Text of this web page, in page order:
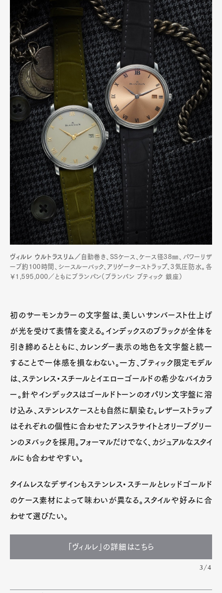
ヴィルレ ウルトラスリム／ 自動巻き、SSケース、ケース径38㎜、パワーリザ
ーブ約100時間、シースルーバック、アリゲーターストラップ、3気圧防水。各
￥1,595,000／ともにブランパン（ブランパン ブティック 銀座）
初のサーモンカラーの文字盤は、美しいサンバースト仕上げ
が光を受けて表情を変える。インデックスのブラックが全体を
引き締めるとともに、カレンダー表示の地色を文字盤と統一
することで一体感を損なわない。一方、ブティック限定モデル
は、ステンレス・スチールとイエローゴールドの希少なバイカラ
ー。針やインデックスはゴールドトーンのオパリン文字盤に溶
け込み、ステンレスケースとも自然に馴染む。レザーストラップ
はそれぞれの個性に合わせたアンスラサイトとオリーブグリー
ンのヌバックを採用。フォーマルだけでなく、カジュアルなスタイ
ルにも合わせやすい。
タイムレスなデザインもステンレス・スチールとレッドゴールド
のケース素材によって味わいが異なる。スタイルや好みに合
わせて選びたい。
「ヴィルレ」の詳細はこちら
3/4